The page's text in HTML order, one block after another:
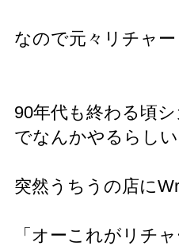
なので元々リチャ
90年代も終わる頃
でなんかやるらし
突然うちうの店に
「オーこれがリチ